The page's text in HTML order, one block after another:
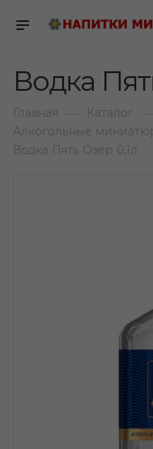
Водка
Главная Каталог
Алкогольные
Водка Пять Озёр 0,1л